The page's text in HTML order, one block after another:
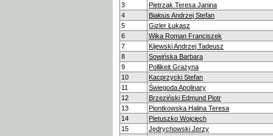
3
Pietrzak Teresa Janina
4
Białous Andrzej Stefan
5
Gizler Łukasz
6
Wika Roman Franciszek
7
Kijewski Andrzej Tadeusz
8
Sowińska Barbara
9
Pollikeit Grażyna
10
Kacprzycki Stefan
11
Świegoda Apolinary
12
Brzeziński Edmund Piotr
13
Piontkowska Halina Teresa
14
Pietuszko Wojciech
15
Jędrychowski Jerzy